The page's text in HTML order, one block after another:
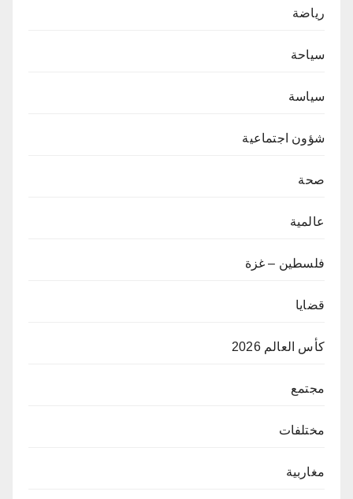
رياضة
سياحة
سياسة
شؤون اجتماعية
صحة
عالمية
فلسطين – غزة
قضايا
كأس العالم 2026
مجتمع
مختلفات
مغاربية